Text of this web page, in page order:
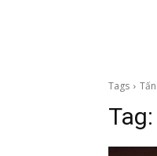
Tags
Tag: